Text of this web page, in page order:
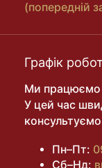
(попередній
Графік
Ми працюємо
У цей час
Пн–Пт:
Сб–Нд: